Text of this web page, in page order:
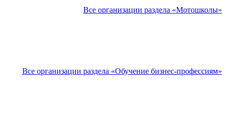
Все организации раздела «Мотошколы»
Все организации раздела «Обучение бизнес-профессиям»